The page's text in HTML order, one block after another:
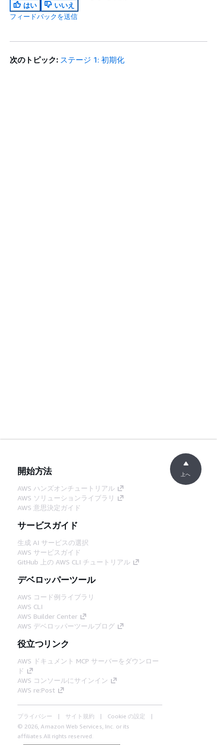
はい
いいえ
フィードバックを送信
次のトピック: ステージ 1: 初期化
開始方法
AWS ハンズオンチュートリアル
AWS ソリューションライブラリ
AWS 意思決定ガイド
サービスガイド
生成 AI サービスの選択
AWS サービスガイド
GitHub 上の AWS CLI チュートリアル
デベロッパーツール
AWS コード例ライブラリ
AWS CLI
AWS Builder Center
AWS デベロッパーツールブログ
役立つリンク
AWS ドキュメント MCP サーバーをダウンロー
ド
AWS コンソールにサインイン
AWS re:Post
プライバシー サイト規約
Cookie の設定
© 2026, Amazon Web Services, Inc. or its
affiliates.All rights reserved.
上へ